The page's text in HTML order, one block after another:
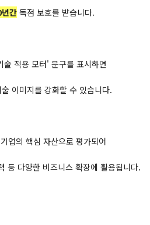
간독점 보호를 받습니다.
적용 모터' 문구를 표시하면
이미지를 강화할 수 있습니다.
업의 핵심 자산으로 평가되어
등 다양한 비즈니스 확장에 활용됩니다.